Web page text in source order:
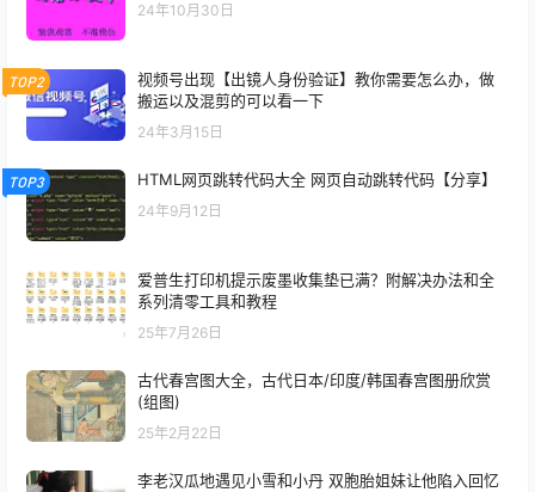
24年10月30日
TOP2
视频号出现【出镜人身份验证】教你需要怎么办，做
搬运以及混剪的可以看一下
24年3月15日
TOP3 HTML网页跳转代码大全 网页自动跳转代码【分享】
24年9月12日
爱普生打印机提示废墨收集垫已满？附解决办法和全
系列清零工具和教程
25年7月26日
古代春宫图大全，古代日本/印度/韩国春宫图册欣赏
(组图)
25年2月22日
李老汉瓜地遇见小雪和小丹 双胞胎姐妹让他陷入回忆